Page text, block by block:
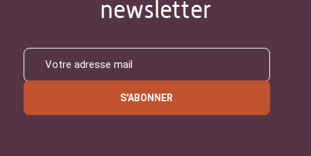
newsletter
S'ABONNER